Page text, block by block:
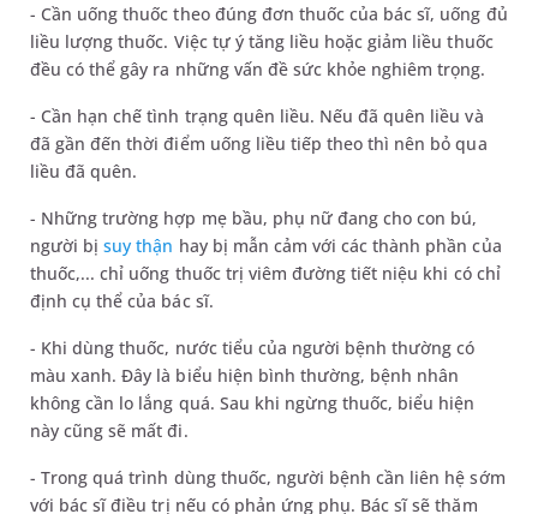
- Cần uống thuốc theo đúng đơn thuốc của bác sĩ, uống đủ
liều lượng thuốc. Việc tự ý tăng liều hoặc giảm liều thuốc
đều có thể gây ra những vấn đề sức khỏe nghiêm trọng.
- Cần hạn chế tình trạng quên liều. Nếu đã quên liều và
đã gần đến thời điểm uống liều tiếp theo thì nên bỏ qua
liều đã quên.
- Những trường hợp mẹ bầu, phụ nữ đang cho con bú,
người bịsuy thận hay bị mẫn cảm với các thành phần của
thuốc,... chỉ uống thuốc trị viêm đường tiết niệu khi có chỉ
định cụ thể của bác sĩ.
- Khi dùng thuốc, nước tiểu của người bệnh thường có
màu xanh. Đây là biểu hiện bình thường, bệnh nhân
không cần lo lắng quá. Sau khi ngừng thuốc, biểu hiện
này cũng sẽ mất đi.
- Trong quá trình dùng thuốc, người bệnh cần liên hệ sớm
với bác sĩ điều trị nếu có phản ứng phụ. Bác sĩ sẽ thăm